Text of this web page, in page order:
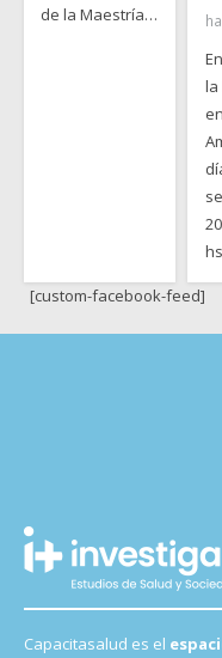
de la Maestría…
la
[custom-facebook-feed]
Capacitasalud es el